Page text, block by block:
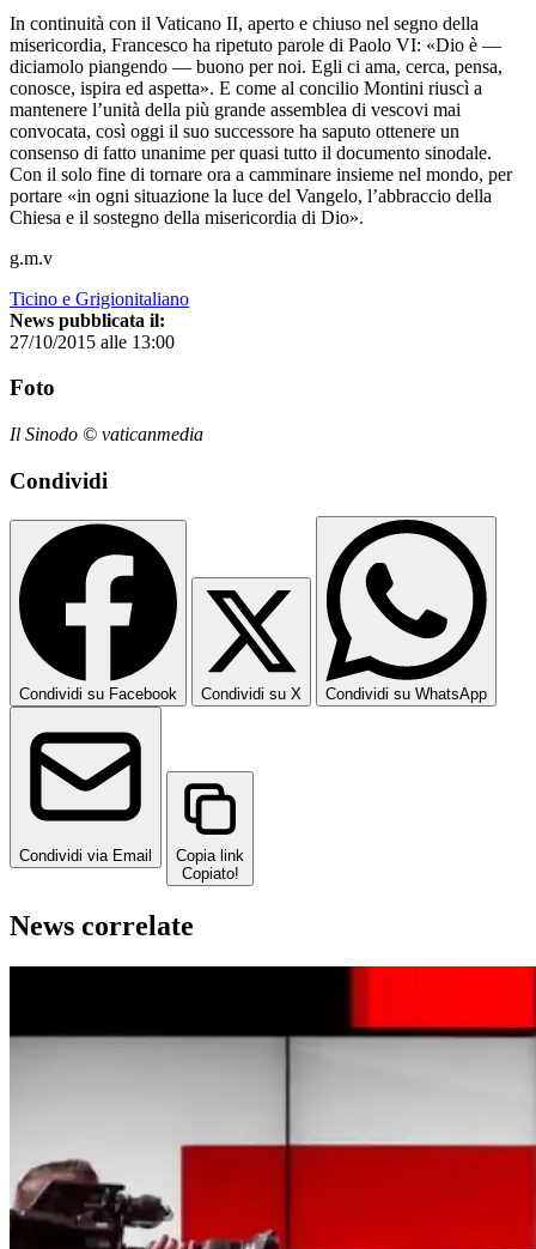
In continuità con il Vaticano II, aperto e chiuso nel segno della
misericordia, Francesco ha ripetuto parole di Paolo VI: «Dio è —
diciamolo piangendo — buono per noi. Egli ci ama, cerca, pensa,
conosce, ispira ed aspetta». E come al concilio Montini riuscì a
mantenere l’unità della più grande assemblea di vescovi mai
convocata, così oggi il suo successore ha saputo ottenere un
consenso di fatto unanime per quasi tutto il documento sinodale.
Con il solo fine di tornare ora a camminare insieme nel mondo, per
portare «in ogni situazione la luce del Vangelo, l’abbraccio della
Chiesa e il sostegno della misericordia di Dio».
g.m.v
Ticino e Grigionitaliano
News pubblicata il:
27/10/2015 alle 13:00
Foto
Il Sinodo © vaticanmedia
Condividi
Condividi su Facebook Condividi su X Condividi su WhatsApp
Condividi via Email
Copia link
Copiato!
News correlate